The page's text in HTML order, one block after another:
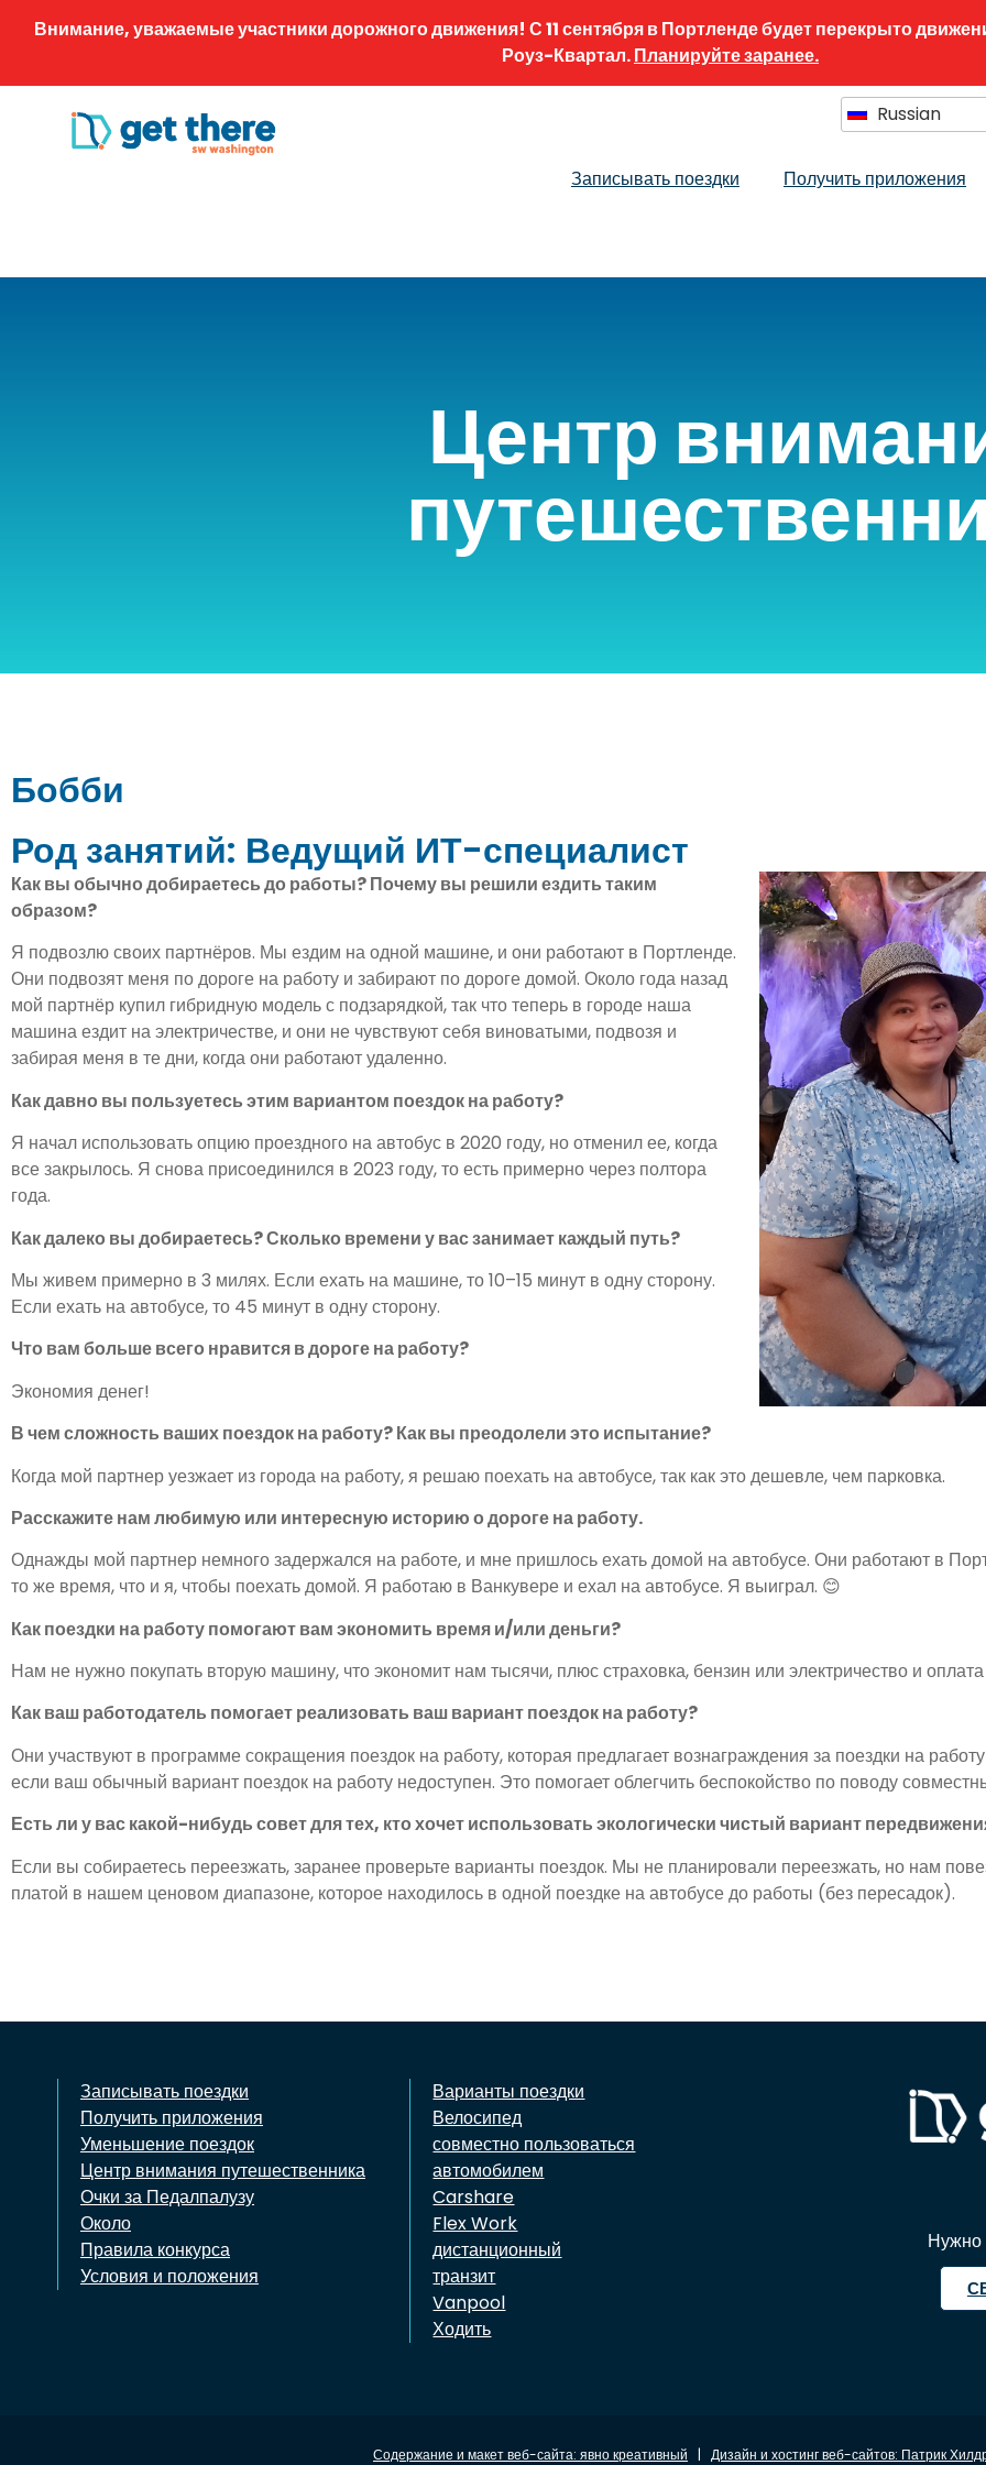
Внимание, уважаемые участники дорожного движения! С 11 сентября в Портленде будет перекрыто
Роуз-Квартал.Планируйте заранее.
SelectRussian
Записывать поездки Получить приложения
Центр
Бобби
Род занятий: Ведущий ИТ-специалист
Как вы обычно добираетесь до работы? Почему вы решили ездить таким
образом?
Я подвозлю своих партнёров. Мы ездим на одной машине, и они работают в Портленде.
Они подвозят меня по дороге на работу и забирают по дороге домой. Около года назад
мой партнёр купил гибридную модель с подзарядкой, так что теперь в городе наша
машина ездит на электричестве, и они не чувствуют себя виноватыми, подвозя и
забирая меня в те дни, когда они работают удаленно.
Как давно вы пользуетесь этим вариантом поездок на работу?
Я начал использовать опцию проездного на автобус в 2020 году, но отменил ее, когда
все закрылось. Я снова присоединился в 2023 году, то есть примерно через полтора
года.
Как далеко вы добираетесь? Сколько времени у вас занимает каждый путь?
Мы живем примерно в 3 милях. Если ехать на машине, то 10–15 минут в одну сторону.
Если ехать на автобусе, то 45 минут в одну сторону.
Что вам больше всего нравится в дороге на работу?
Экономия денег!
В чем сложность ваших поездок на работу? Как вы преодолели это испытание?
Когда мой партнер уезжает из города на работу, я решаю поехать на автобусе, так как это дешевле, чем парковка.
Расскажите нам любимую или интересную историю о дороге на работу.
Однажды мой партнер немного задержался на работе, и мне пришлось ехать домой на автобусе. Они работают в
то же время, что и я, чтобы поехать домой. Я работаю в Ванкувере и ехал на автобусе. Я выиграл. 😊
Как поездки на работу помогают вам экономить время и/или деньги?
Нам не нужно покупать вторую машину, что экономит нам тысячи, плюс страховка, бензин или электричество и
Как ваш работодатель помогает реализовать ваш вариант поездок на работу?
Они участвуют в программе сокращения поездок на работу, которая предлагает вознаграждения за поездки на
если ваш обычный вариант поездок на работу недоступен. Это помогает облегчить беспокойство по поводу
Есть ли у вас какой-нибудь совет для тех, кто хочет использовать экологически чистый вариант
Если вы собираетесь переезжать, заранее проверьте варианты поездок. Мы не планировали переезжать, но нам
платой в нашем ценовом диапазоне, которое находилось в одной поездке на автобусе до работы (без пересадок).
Записывать поездки
Получить приложения
Уменьшение поездок
Центр внимания путешественника
Очки за Педалпалузу
Около
Правила конкурса
Условия и положения
Варианты поездки
Велосипед
совместно пользоваться
автомобилем
Carshare
Flex Work
дистанционный
транзит
Vanpool
Ходить
Нужно
Содержание и макет веб-сайта: явно креативный | Дизайн и хостинг веб-сайтов: Патрик